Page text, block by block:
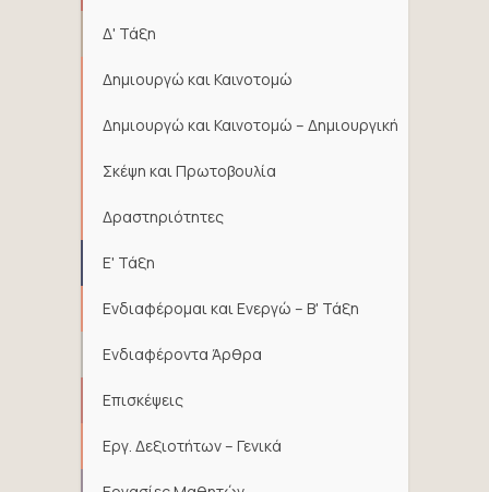
Δ' Τάξη
Δημιουργώ και Καινοτομώ
Δημιουργώ και Καινοτομώ – Δημιουργική
Σκέψη και Πρωτοβουλία
Δραστηριότητες
Ε' Τάξη
Ενδιαφέρομαι και Ενεργώ – Β' Τάξη
Ενδιαφέροντα Άρθρα
Επισκέψεις
Εργ. Δεξιοτήτων – Γενικά